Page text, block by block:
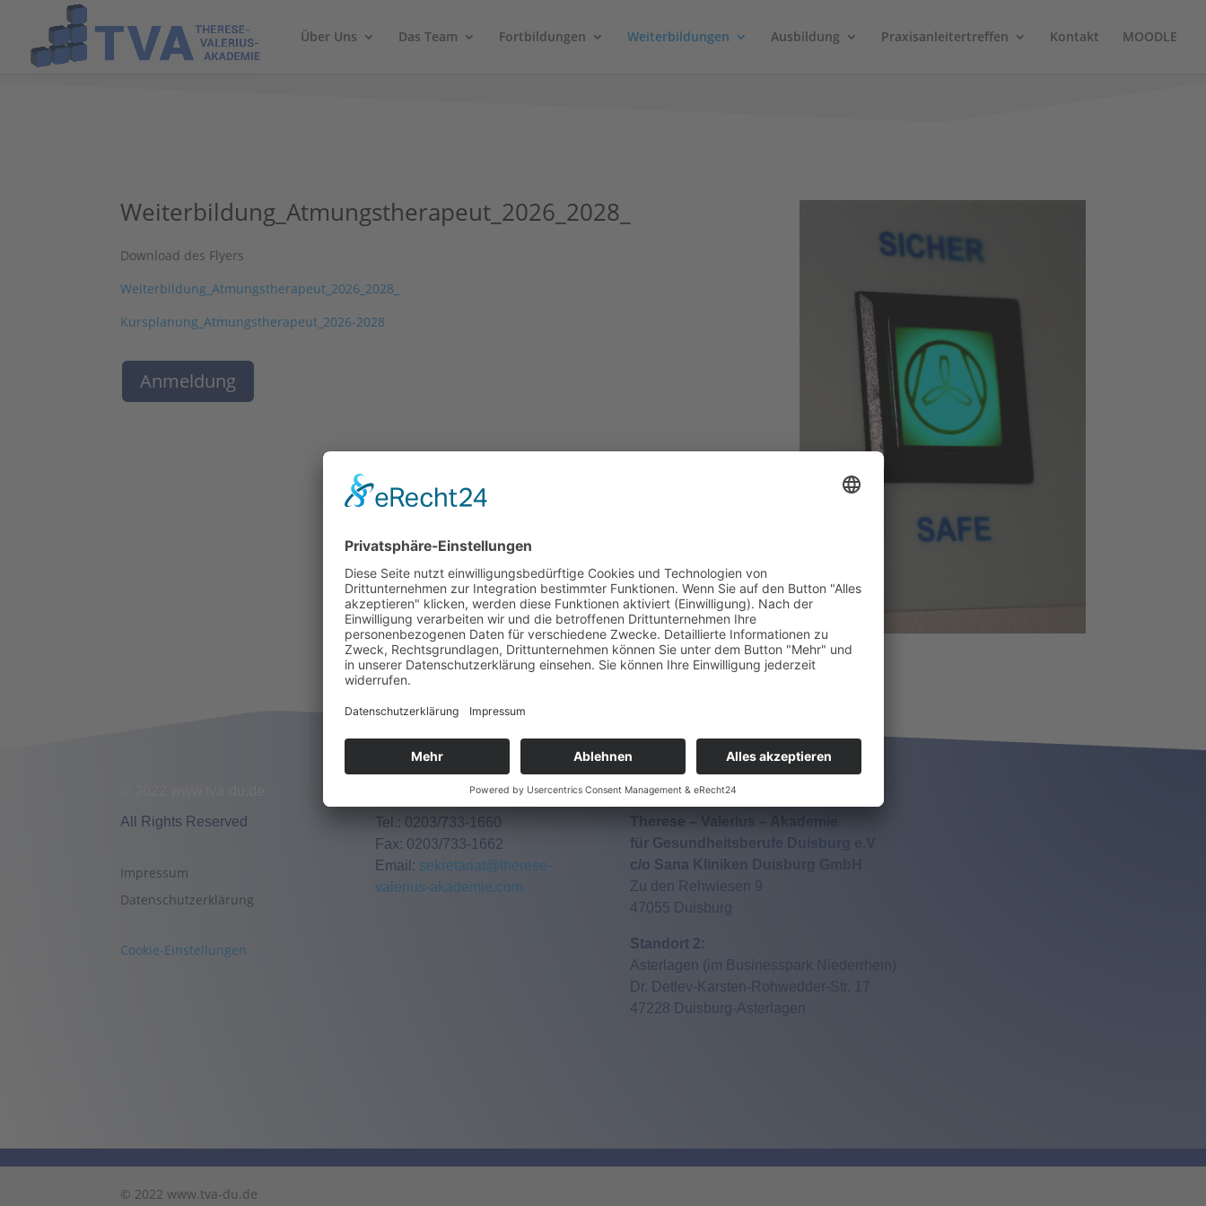
Über Uns Das Team Fortbildungen Weiterbildungen Ausbildung Praxisanleitertreffen Kontakt MOODLE
Weiterbildung_Atmungstherapeut_2026_2028_
Download des Flyers
Weiterbildung_Atmungstherapeut_2026_2028_
Kursplanung_Atmungstherapeut_2026-2028
Anmeldung
All Rights Reserved
Impressum
Datenschutzerklärung
Cookie-Einstellungen
Telefon & Email
Tel.: 0203/733-1660
Fax: 0203/733-1662
Email: sekretariat@therese-
valerius-akademie.com
Anschrift
Therese – Valerius – Akademie
für Gesundheitsberufe Duisburg e.V
c/o Sana Kliniken Duisburg GmbH
Zu den Rehwiesen 9
47055 Duisburg
Standort 2:
Asterlagen (im Businesspark Niederrhein)
Dr. Detlev-Karsten-Rohwedder-Str. 17
47228 Duisburg-Asterlagen
© 2022 www.tva-du.de